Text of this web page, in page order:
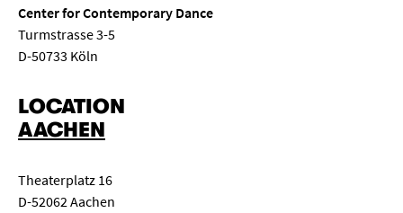
Center for Contemporary Dance
Turmstrasse 3-5
D-50733 Köln
LOCATION
AACHEN
Theaterplatz 16
D-52062 Aachen